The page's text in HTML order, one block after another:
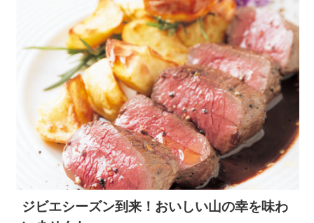
ジビエシーズン到来！おいしい山の幸を味わ